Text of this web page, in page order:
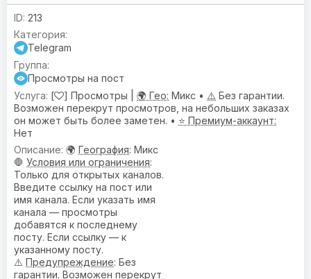
213
Telegram
Просмотры на пост
[
] Просмотры | 🌍 Гео: Микс • ⚠️ Без гарантии.
Возможен перекрут просмотров, на небольших заказах
он может быть более заметен. • ⭐ Премиум-аккаунт:
Нет
🌍 География: Микс
🛑 Условия или ограничения:
Только для открытых каналов.
Введите ссылку на пост или
имя канала. Если указать имя
канала — просмотры
добавятся к последнему
посту. Если ссылку — к
указанному посту.
⚠️ Предупреждениe: Без
гарантии. Возможен перекрут